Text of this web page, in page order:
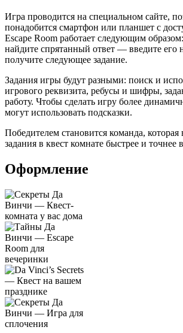
Игра проводится на специальном сайте,
понадобится смартфон или планшет с
Escape Room работает следующим
найдите спрятанный ответ — введите его
получите следующее задание.
Задания игры будут разными: поиск и
игрового реквизита, ребусы и шифры,
работу. Чтобы сделать игру более
могут использовать подсказки.
Победителем становится команда,
задания в квест комнате быстрее и точнее
Оформление